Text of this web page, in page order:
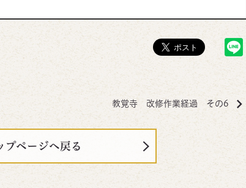
教覚寺 改修作業経過 その6
プページへ戻る